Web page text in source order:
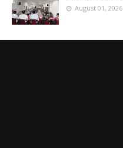
August 01, 2026